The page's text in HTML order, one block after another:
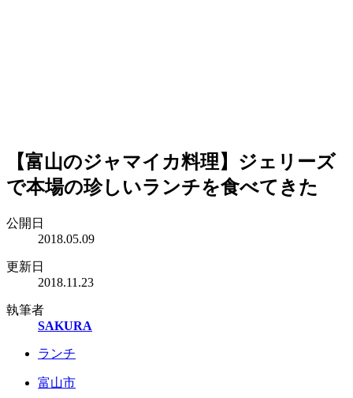
【富山のジャマイカ料理】ジェリーズ
で本場の珍しいランチを食べてきた
公開日
2018.05.09
更新日
2018.11.23
執筆者
SAKURA
ランチ
富山市